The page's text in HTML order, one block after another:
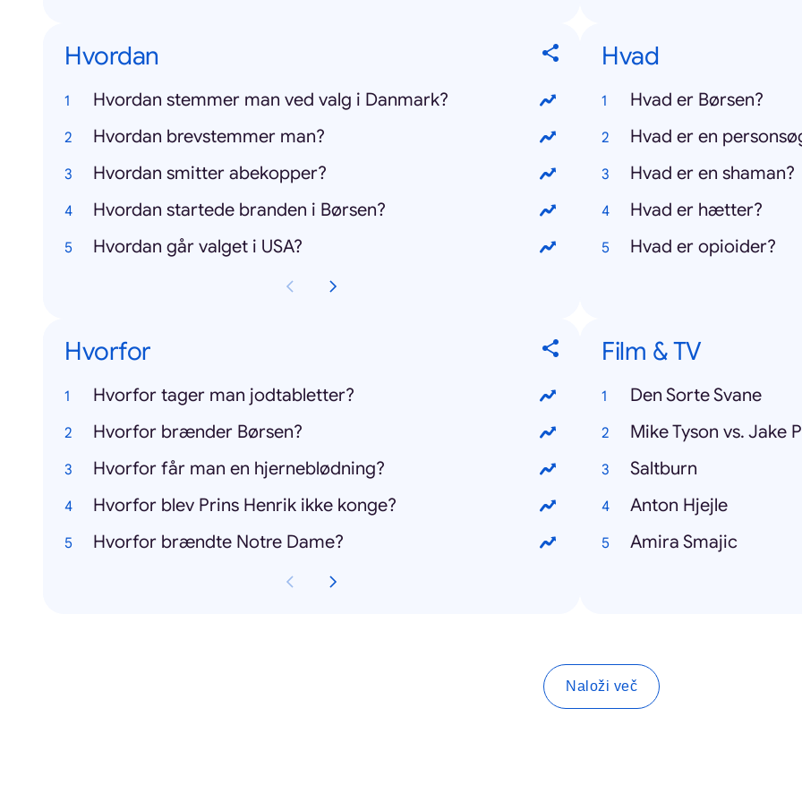
Hvordan
Hvordan stemmer man ved valg i Danmark?
Hvordan brevstemmer man?
Hvordan smitter abekopper?
Hvordan startede branden i Børsen?
Hvordan går valget i USA?
Hvad
Hvad er Børsen?
Hvad er en
Hvad er en shaman?
Hvad er hætter?
Hvad er opioider?
Hvorfor
Hvorfor tager man jodtabletter?
Hvorfor brænder Børsen?
Hvorfor får man en hjerneblødning?
Hvorfor blev Prins Henrik ikke konge?
Hvorfor brændte Notre Dame?
Film & TV
Den Sorte Svane
Mike Tyson vs. Jake
Saltburn
Anton Hjejle
Amira Smajic
Naloži več